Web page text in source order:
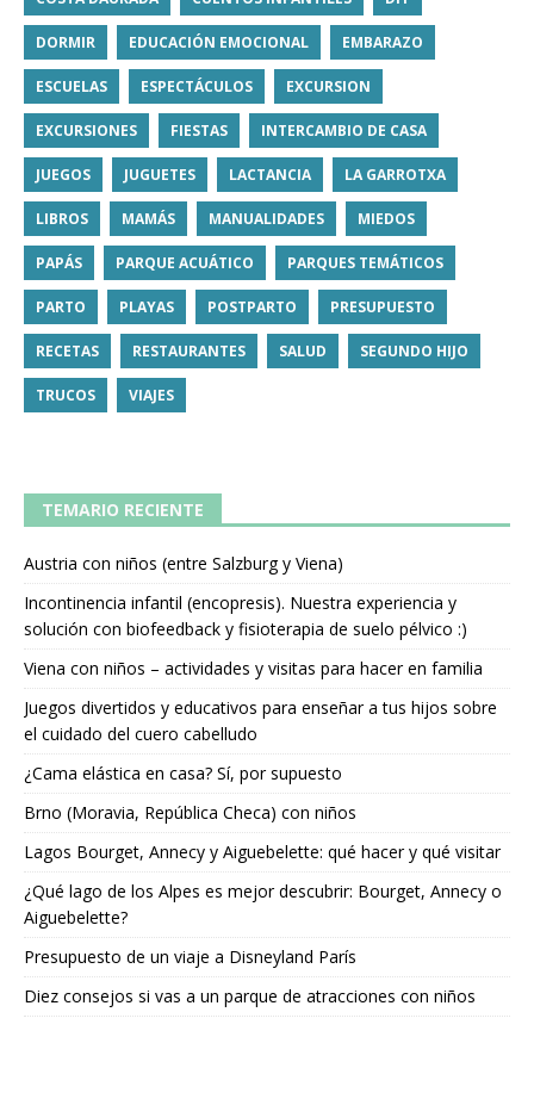
DORMIR EDUCACIÓN EMOCIONAL EMBARAZO
ESCUELAS ESPECTÁCULOS EXCURSION
EXCURSIONES FIESTAS INTERCAMBIO DE CASA
JUEGOS JUGUETES LACTANCIA LA GARROTXA
LIBROS MAMÁS MANUALIDADES MIEDOS
PAPÁS PARQUE ACUÁTICO PARQUES TEMÁTICOS
PARTO PLAYAS POSTPARTO PRESUPUESTO
RECETAS RESTAURANTES SALUD SEGUNDO HIJO
TRUCOS VIAJES
TEMARIO RECIENTE
Austria con niños (entre Salzburg y Viena)
Incontinencia infantil (encopresis). Nuestra experiencia y
solución con biofeedback y fisioterapia de suelo pélvico :)
Viena con niños – actividades y visitas para hacer en familia
Juegos divertidos y educativos para enseñar a tus hijos sobre
el cuidado del cuero cabelludo
¿Cama elástica en casa? Sí, por supuesto
Brno (Moravia, República Checa) con niños
Lagos Bourget, Annecy y Aiguebelette: qué hacer y qué visitar
¿Qué lago de los Alpes es mejor descubrir: Bourget, Annecy o
Aiguebelette?
Presupuesto de un viaje a Disneyland París
Diez consejos si vas a un parque de atracciones con niños